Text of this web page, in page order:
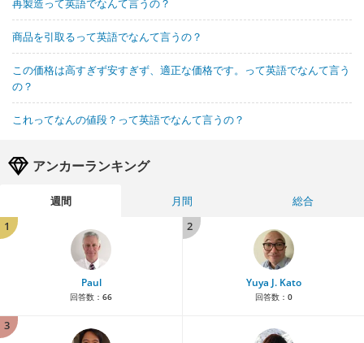
再製造って英語でなんて言うの？
商品を引取るって英語でなんて言うの？
この価格は高すぎず安すぎず、適正な価格です。って英語でなんて言う
の？
これってなんの値段？って英語でなんて言うの？
アンカーランキング
週間 月間
総合
1
Paul
回答数： 66
2
Yuya J. Kato
回答数： 0
3